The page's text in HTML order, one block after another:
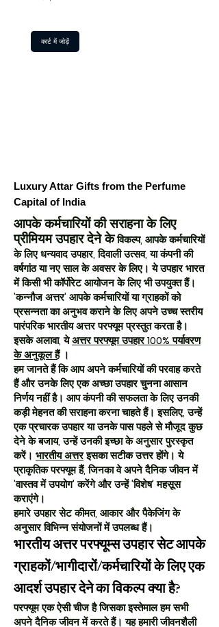
कार्ट में जोड़ें
Luxury Attar Gifts from the Perfume
Capital of India
आपके कर्मचारियों की सराहना के लिए
प्रीमियम उपहार देने केविकल्प, आपके कर्मचारियों
के लिए धन्यवाद उपहार, दिवाली उत्सव, या कंपनी की
वर्षगांठ या नए साल के अवसर के लिए। ये उपहार भारत
में किसी भी कॉर्पोरेट आयोजन के लिए भी उपयुक्त हैं।
'कन्नौज अत्तर' आपके कर्मचारियों या ग्राहकों को
प्रसन्नता का अनुभव कराने के लिए अपने उच्च स्तरीय
पारंपरिक भारतीय अत्तर परफ्यूम प्रस्तुत करता है।
इसके अलावा, येअत्तर परफ्यूम उपहार 100% पर्यावरण
के अनुकूल हैं।
हम जानते हैं कि आप अपने कर्मचारियों की परवाह करते
हैं और उनके लिए एक अच्छा उपहार चुनना आसान
निर्णय नहीं है। आप कंपनी की सफलता के लिए उनकी
कड़ी मेहनत की सराहना करना चाहते हैं। इसलिए, उन्हें
एक प्रचारक उपहार या उनके पास पहले से मौजूद कुछ
देने के बजाय, उन्हें उनकी इच्छा के अनुसार पुरस्कृत
करें। भारतीय अत्तरइसका सटीक उत्तर होंगे। ये
प्राकृतिक परफ्यूम हैं, जिनका वे अपने दैनिक जीवन में
'वास्तव में उपयोग' करेंगे और उन्हें 'विशेष' महसूस
कराएंगे।
हमारे उपहार सेट कीमत, आकार और पैकेजिंग के
अनुसार विभिन्न संयोजनों में उपलब्ध हैं।
भारतीय अत्तर परफ्यूम्स उपहार सेट आपके
ग्राहकों/भागीदारों/कर्मचारियों के लिए एक
आदर्श उपहार देने का विकल्प क्या है?
परफ्यूम एक ऐसी चीज है जिसका इस्तेमाल हम सभी
अपने दैनिक जीवन में करते हैं। यह हमारी जीवनशैली